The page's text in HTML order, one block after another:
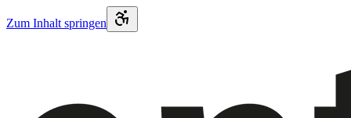
Zum Inhalt springen